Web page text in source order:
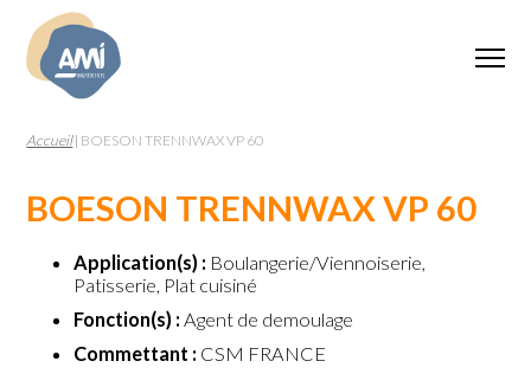
Accueil| BOESON TRENNWAX VP 60
BOESON TRENNWAX VP 60
Application(s) : Boulangerie/Viennoiserie,
Patisserie, Plat cuisiné
Fonction(s) : Agent de demoulage
Commettant : CSM FRANCE